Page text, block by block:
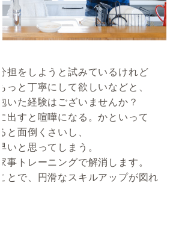
担をしようと試みているけれど
っと丁寧にして欲しいなどと、
いた経験はございませんか？
出すと喧嘩になる。かといって
と面倒くさいし、
いと思ってしまう。
事トレーニングで解消します。
とで、円滑なスキルアップが図れ